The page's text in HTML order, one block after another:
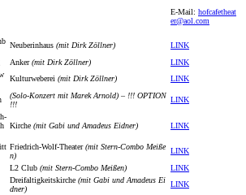
E-Mail: hofcafetheat
er@aol.com
Neuberinhaus (mit Dirk Zöllner)
LINK
Anker(mit Dirk Zöllner)
LINK
Kulturweberei (mit Dirk Zöllner) LINK
(Solo-Konzert mit Marek Arnold) – !!! OPTION
!!!
LINK
Kirche (mit Gabi und Amadeus Eidner) LINK
Friedrich-Wolf-Theater(mit Stern-Combo Meiße
n)
LINK
L2 Club (mit Stern-Combo Meißen)
LINK
Dreifaltigkeitskirche (mit Gabi und Amadeus Ei
dner)
LINK